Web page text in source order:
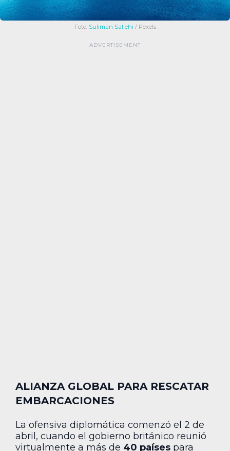
Foto: Suliman Sallehi / Pexels
ALIANZA GLOBAL PARA RESCATAR
EMBARCACIONES
La ofensiva diplomática comenzó el 2 de
abril, cuando el gobierno británico reunió
virtualmente a más de 40 países para